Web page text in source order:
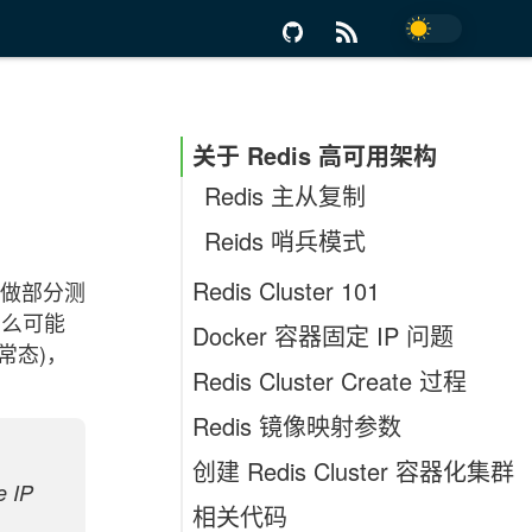
部分测
可能
)，
IP
关于 Redis 高可用架构
Redis 主从复制
Reids 哨兵模式
Redis Cluster 101
节点之间 TCP 通信
数据分片 Sharding
节点之间数据备份
Redis Cluster 配置参数
Redis Cluster 集群创建步骤
Docker 容器固定 IP 问题
Redis Cluster Create 过程
Redis 镜像映射参数
创建 Redis Cluster 容器化集群
相关代码